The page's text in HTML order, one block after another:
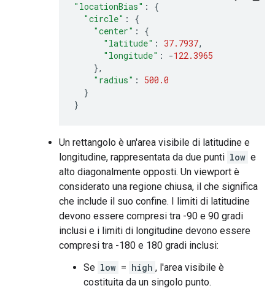
"locationBias" :
{
"circle" :
{
"center" :
{
"latitude" : 37.7937,
"longitude" : -122.3965
},
"radius" :
500.0
}
}
Un rettangolo è un'area visibile di latitudine e
longitudine, rappresentata da due punti low e
alto diagonalmente opposti. Un viewport è
considerato una regione chiusa, il che significa
che include il suo confine. I limiti di latitudine
devono essere compresi tra -90 e 90 gradi
inclusi e i limiti di longitudine devono essere
compresi tra -180 e 180 gradi inclusi:
Se low = high , l'area visibile è
costituita da un singolo punto.